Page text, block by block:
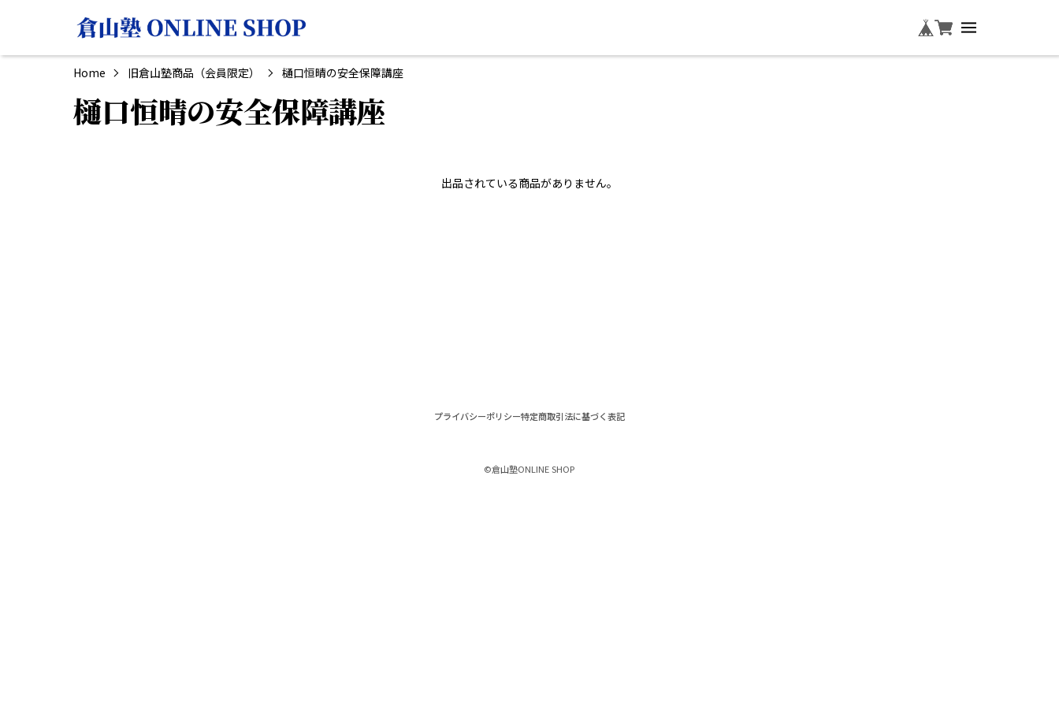
Home 旧倉山塾商品（会員限定） 樋口恒晴の安全保障講座
樋口恒晴の安全保障講座
出品されている商品がありません。
プライバシーポリシー特定商取引法に基づく表記
©︎倉山塾ONLINE SHOP